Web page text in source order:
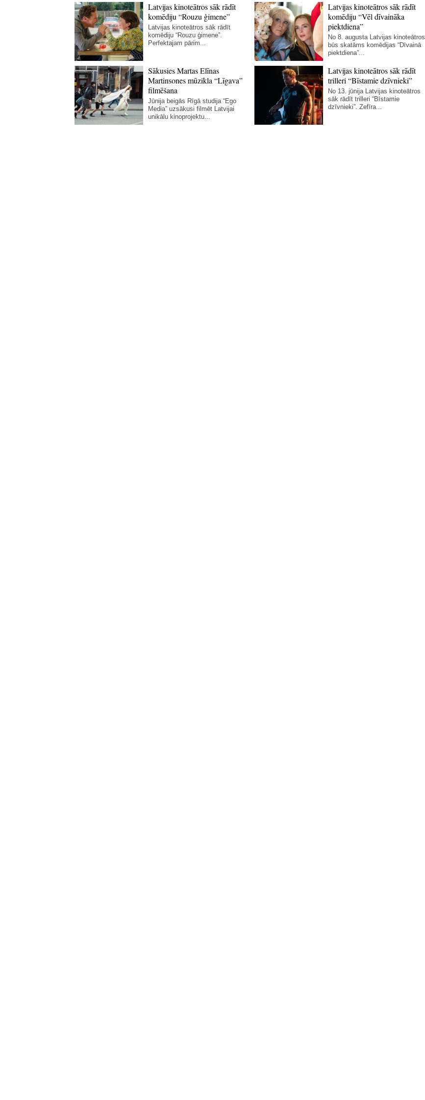
Latvijas kinoteātros sāk rādīt
komēdiju “Rouzu ģimene”
Latvijas kinoteātros sāk rādīt
komēdiju “Rouzu ģimene”.
Perfektajam pārim...
Latvijas kinoteātros sāk rādīt
komēdiju “Vēl dīvaināka
piektdiena”
No 8. augusta Latvijas kinoteātros
būs skatāms komēdijas “Dīvainā
piektdiena”...
Sākusies Martas Elīnas
Martinsones mūzikla “Līgava”
filmēšana
Jūnija beigās Rīgā studija “Ego
Media” uzsākusi filmēt Latvijai
unikālu kinoprojektu...
Latvijas kinoteātros sāk rādīt
trilleri “Bīstamie dzīvnieki”
No 13. jūnija Latvijas kinoteātros
sāk rādīt trilleri “Bīstamie
dzīvnieki”. Zefīra...